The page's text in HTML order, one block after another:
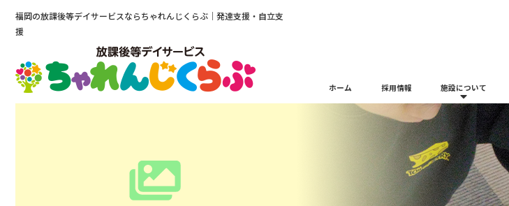
福岡の放課後等デイサービスならちゃれんじくらぶ｜発達支援・自立支
援
ホーム 採用情報 施設について